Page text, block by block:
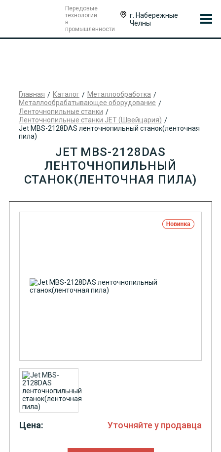
Передовые
технологии
в
промышленности
г. Набережные
Челны
Главная Каталог
Металлообработка
Металлообрабатывающее оборудование
Ленточнопильные станки
Ленточнопильные станки JET (Швейцария)
Jet MBS-2128DAS ленточнопильный станок(ленточная
пила)
JET MBS-2128DAS
ЛЕНТОЧНОПИЛЬНЫЙ
СТАНОК(ЛЕНТОЧНАЯ ПИЛА)
Цена: Уточняйте у продавца